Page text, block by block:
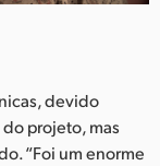
devido
projeto, mas
“Foi um enorme